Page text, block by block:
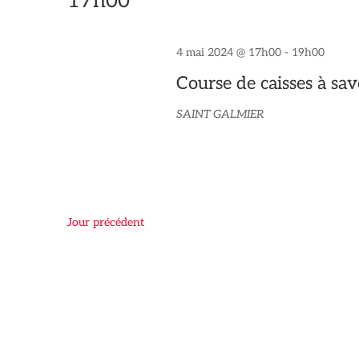
clé.
4 mai 2024 @ 17h00- 19h00
Course de caisses à
SAINT GALMIER
Jour précédent